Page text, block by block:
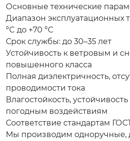
Основные технические
Диапазон эксплуатационных
°C до +70 °C
Срок службы: до 30–35 лет
Устойчивость к ветровым и
повышенного класса
Полная диэлектричность,
проводимости тока
Влагостойкость,
погодным воздействиям
Соответствие стандартам
Мы производим одноручные,